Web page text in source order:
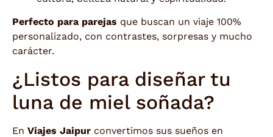
Perfecto para parejas que buscan un viaje 100%
personalizado, con contrastes, sorpresas y mucho
carácter.
¿Listos para diseñar tu
luna de miel soñada?
En Viajes Jaipur convertimos sus sueños en